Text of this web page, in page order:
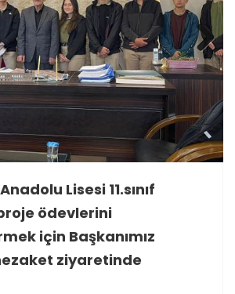
Next
Lisesi 11.sınıf
ödevlerini
için Başkanımız
ziyaretinde